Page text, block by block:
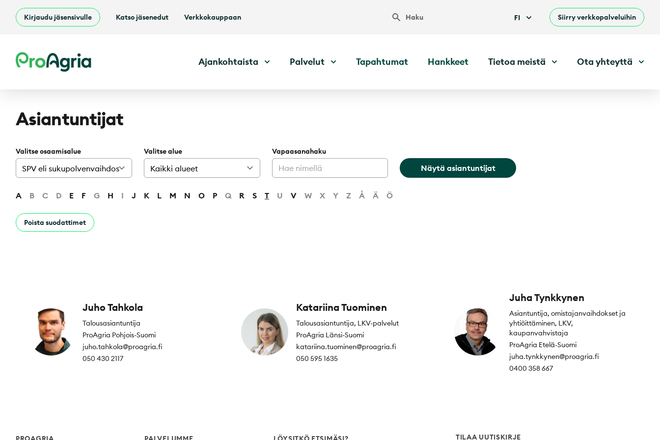
Kirjaudu jäsensivulle Katso jäsenedut Verkkokauppaan Haku FI Siirry verkkopalveluihin
ProAgria Ajankohtaista Palvelut Tapahtumat Hankkeet Tietoa meistä Ota yhteyttä
Asiantuntijat
Valitse osaamisalue Valitse alue Vapaasanahaku
Näytä asiantuntijat
A B C D E F G H I J K L M N O P Q R S T U V W X Y Z Å Ä Ö
Poista suodattimet
Juho Tahkola
Talousasiantuntija
ProAgria Pohjois-Suomi
juho.tahkola@proagria.fi
050 430 2117
Katariina Tuominen
Talousasiantuntija, LKV-palvelut
ProAgria Länsi-Suomi
katariina.tuominen@proagria.fi
050 595 1635
Juha Tynkkynen
Asiantuntija, omistajanvaihdokset ja
yhtiöittäminen, LKV,
kaupanvahvistaja
ProAgria Etelä-Suomi
juha.tynkkynen@proagria.fi
0400 358 667
TILAA UUTISKIRJE